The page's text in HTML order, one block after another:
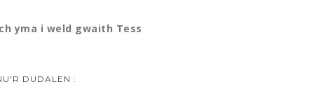
yma i weld gwaith Tess
DUDALEN :